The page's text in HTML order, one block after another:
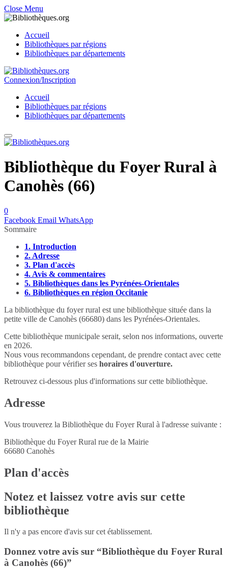
Close Menu
Accueil
Bibliothèques par régions
Bibliothèques par départements
Connexion/Inscription
Accueil
Bibliothèques par régions
Bibliothèques par départements
Bibliothèque du Foyer Rural à
Canohès (66)
0
Facebook Email WhatsApp
Sommaire
1. Introduction
2. Adresse
3. Plan d'accès
4. Avis & commentaires
5. Bibliothèques dans les Pyrénées-Orientales
6. Bibliothèques en région Occitanie
La bibliothèque du foyer rural est une bibliothèque située dans la
petite ville de Canohès (66680) dans les Pyrénées-Orientales.
Cette bibliothèque municipale serait, selon nos informations, ouverte
en 2026.
Nous vous recommandons cependant, de prendre contact avec cette
bibliothèque pour vérifier ses horaires d'ouverture.
Retrouvez ci-dessous plus d'informations sur cette bibliothèque.
Adresse
Vous trouverez la Bibliothèque du Foyer Rural à l'adresse suivante :
Bibliothèque du Foyer Rural rue de la Mairie
66680 Canohès
Plan d'accès
Notez et laissez votre avis sur cette
bibliothèque
Il n'y a pas encore d'avis sur cet établissement.
Donnez votre avis sur “Bibliothèque du Foyer Rural
à Canohès (66)”